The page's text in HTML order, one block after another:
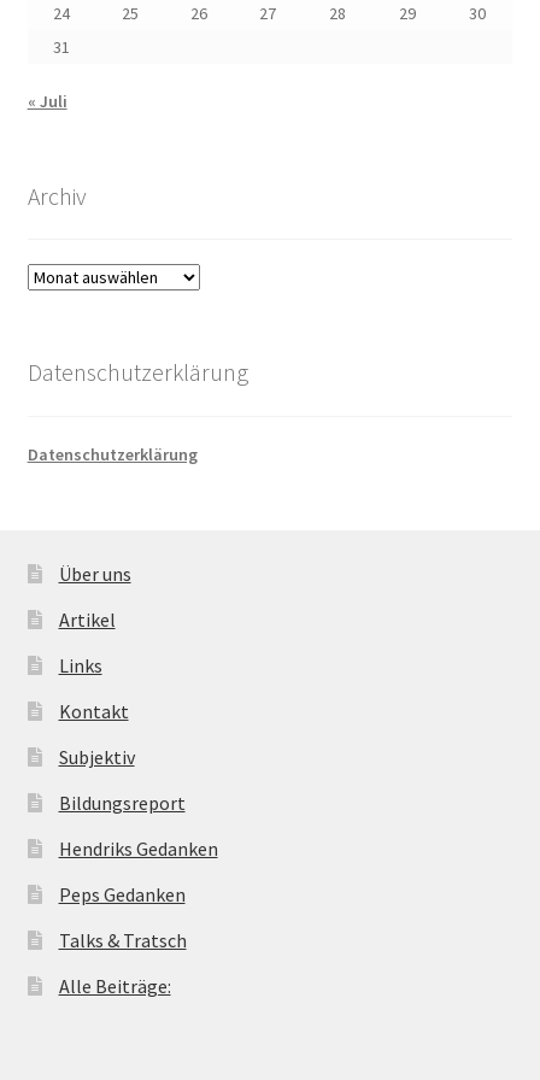
24 25 26 27 28 29
30
31
« Juli
Archiv
Archiv
Datenschutzerklärung
Datenschutzerklärung
Über uns
Artikel
Links
Kontakt
Subjektiv
Bildungsreport
Hendriks Gedanken
Peps Gedanken
Talks & Tratsch
Alle Beiträge: